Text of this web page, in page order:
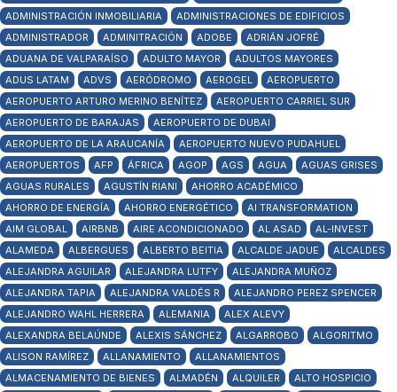
ADMINISTRACIÓN INMOBILIARIA
ADMINISTRACIONES DE EDIFICIOS
ADMINISTRADOR
ADMINITRACIÓN ADOBE
ADRIÁN JOFRÉ
ADUANA DE VALPARAÍSO
ADULTO MAYOR
ADULTOS MAYORES
ADUS LATAM
ADVS AERÓDROMO AEROGEL
AEROPUERTO
AEROPUERTO ARTURO MERINO BENÍTEZ
AEROPUERTO CARRIEL SUR
AEROPUERTO DE BARAJAS
AEROPUERTO DE DUBAI
AEROPUERTO DE LA ARAUCANÍA
AEROPUERTO NUEVO PUDAHUEL
AEROPUERTOS
AFP ÁFRICA AGOP AGS AGUA
AGUAS GRISES
AGUAS RURALES
AGUSTÍN RIANI
AHORRO ACADÉMICO
AHORRO DE ENERGÍA
AHORRO ENERGÉTICO
AI TRANSFORMATION
AIM GLOBAL
AIRBNB AIRE ACONDICIONADO AL ASAD
AL-INVEST
ALAMEDA
ALBERGUES ALBERTO BEITIA ALCALDE JADUE
ALCALDES
ALEJANDRA AGUILAR
ALEJANDRA LUTFY
ALEJANDRA MUÑOZ
ALEJANDRA TAPIA
ALEJANDRA VALDÉS R
ALEJANDRO PEREZ SPENCER
ALEJANDRO WAHL HERRERA
ALEMANIA
ALEX ALEVY
ALEXANDRA BELAÚNDE
ALEXIS SÁNCHEZ ALGARROBO
ALGORITMO
ALISON RAMÍREZ
ALLANAMIENTO
ALLANAMIENTOS
ALMACENAMIENTO DE BIENES
ALMADÉN ALQUILER
ALTO HOSPICIO